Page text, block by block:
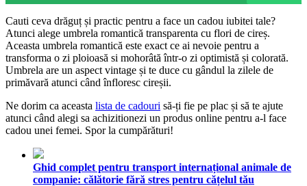
Cauti ceva drăguț și practic pentru a face un cadou iubitei tale?
Atunci alege umbrela romantică transparenta cu flori de cireș.
Aceasta umbrela romantică este exact ce ai nevoie pentru a
transforma o zi ploioasă si mohorâtă într-o zi optimistă și colorată.
Umbrela are un aspect vintage și te duce cu gândul la zilele de
primăvară atunci când înfloresc cireșii.
Ne dorim ca aceasta lista de cadouri să-ți fie pe plac și să te ajute
atunci când alegi sa achizitionezi un produs online pentru a-l face
cadou unei femei. Spor la cumpărături!
Ghid complet pentru transport internațional animale de
companie: călătorie fără stres pentru cățelul tău